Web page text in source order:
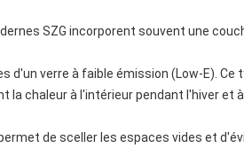
SZG incorporent souvent une
d'un verre à faible émission (Low-E). Ce
la chaleur à l'intérieur pendant l'hiver et
de sceller les espaces vides et